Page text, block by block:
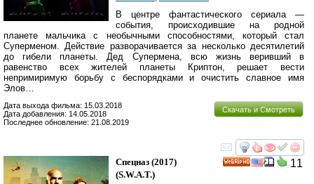
В центре фантастического сериала —
события, происходившие на родной
планете мальчика с необычными способностями, который стал
Суперменом. Действие разворачивается за несколько десятилетий
до гибели планеты. Дед Супермена, всю жизнь веривший в
равенство всех жителей планеты Криптон, решает вести
непримиримую борьбу с беспорядками и очистить славное имя
Элов…
Скачать и Смотреть
Дата выхода фильма: 15.03.2018
Дата добавления: 14.05.2018
Последнее обновление: 21.08.2019
смотреть
11
Спецназ (2017)
(S.W.A.T.)